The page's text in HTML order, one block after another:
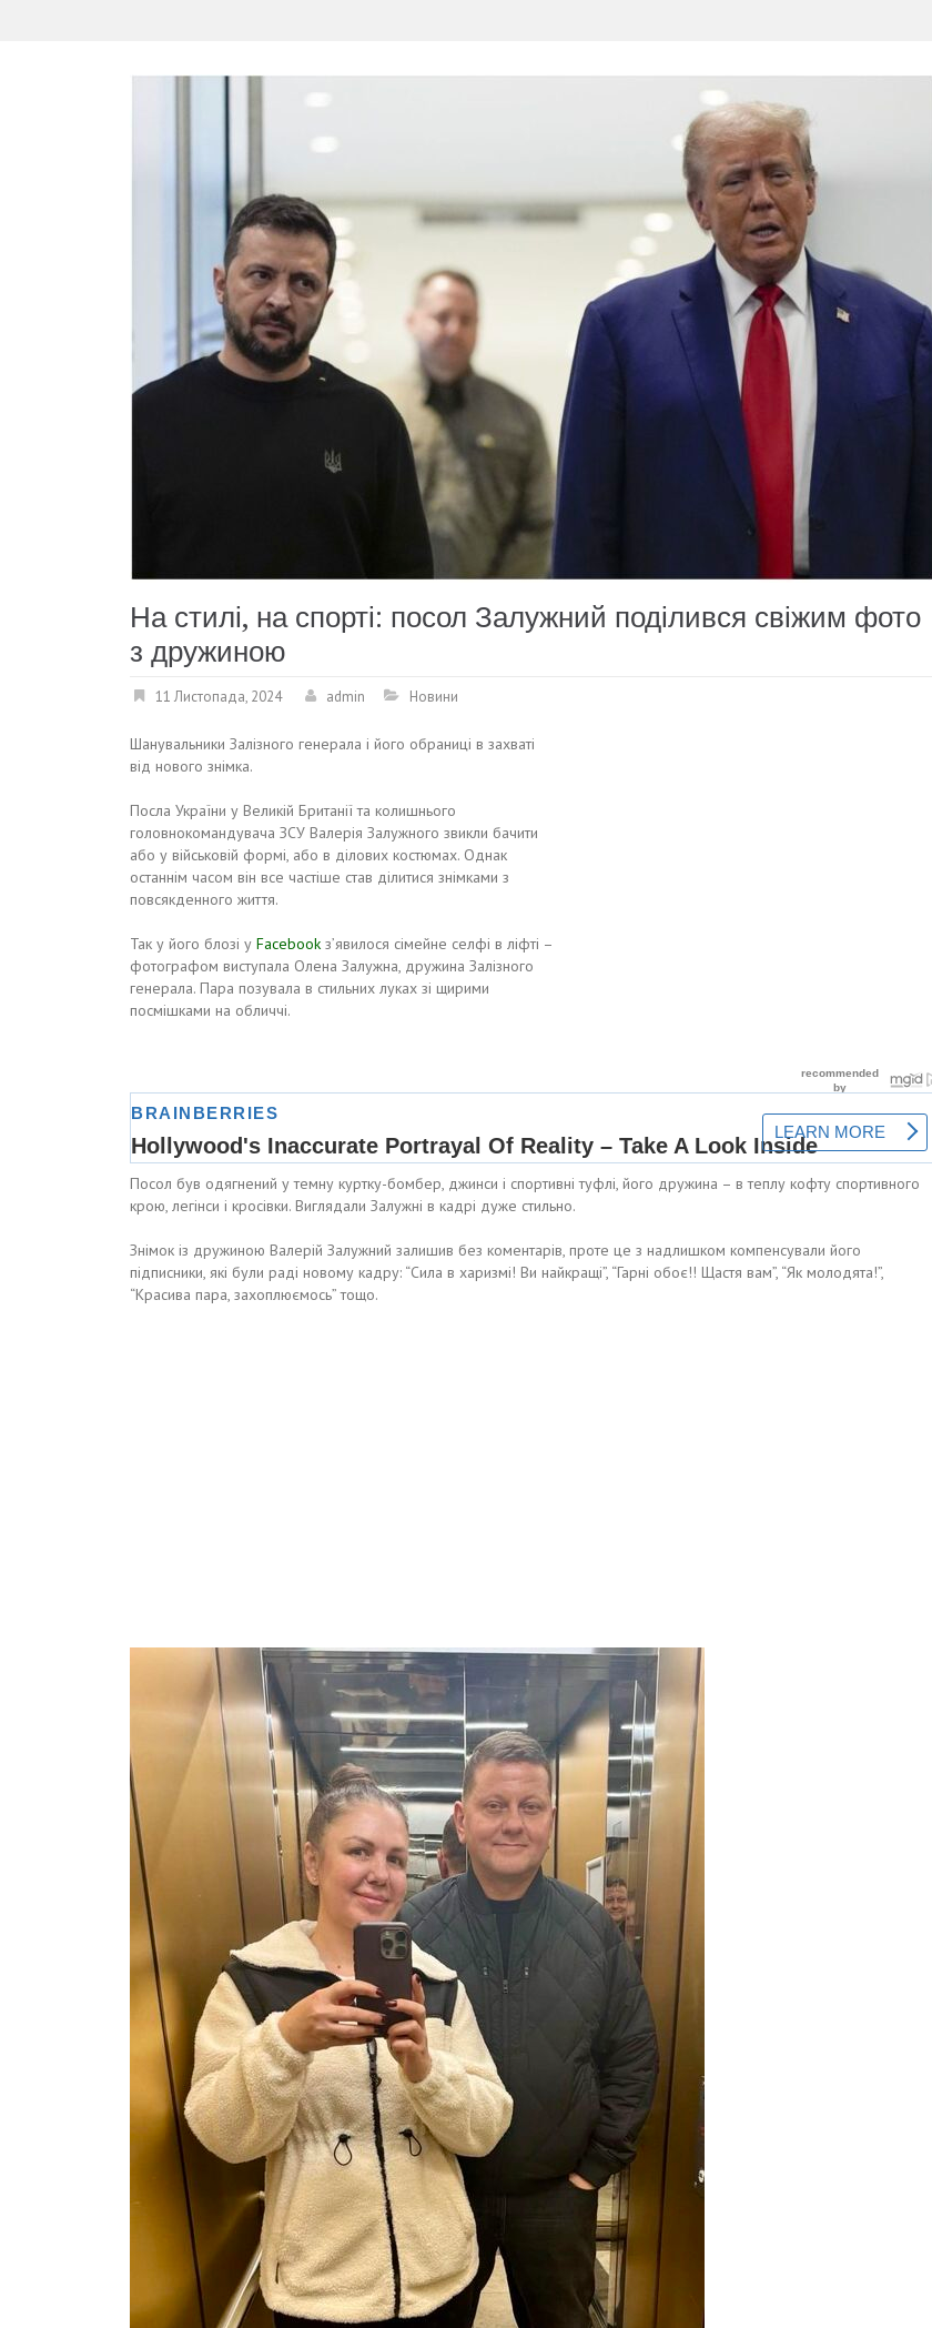
На стилі, на спорті: посол Залужний поділився свіжим фото
з дружиною
11 Листопада, 2024 admin Новини
Шанувальники Залізного генерала і його обраниці в захваті
від нового знімка.
Посла України у Великій Британії та колишнього
головнокомандувача ЗСУ Валерія Залужного звикли бачити
або у військовій формі, або в ділових костюмах. Однак
останнім часом він все частіше став ділитися знімками з
повсякденного життя.
Так у його блозі у Facebook з’явилося сімейне селфі в ліфті –
фотографом виступала Олена Залужна, дружина Залізного
генерала. Пара позувала в стильних луках зі щирими
посмішками на обличчі.
Посол був одягнений у темну куртку-бомбер, джинси і спортивні туфлі, його дружина – в теплу кофту спортивного
крою, легінси і кросівки. Виглядали Залужні в кадрі дуже стильно.
Знімок із дружиною Валерій Залужний залишив без коментарів, проте це з надлишком компенсували його
підписники, які були раді новому кадру: “Сила в харизмі! Ви найкращі”, “Гарні обоє!! Щастя вам”, “Як молодята!”,
“Красива пара, захоплюємось” тощо.